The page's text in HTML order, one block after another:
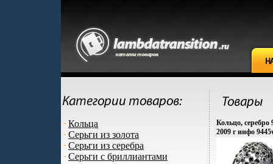
Кольца
Серьги из золота
Серьги из серебра
Серьги с бриллиантами
Кольцо, серебро
2009 г инфо